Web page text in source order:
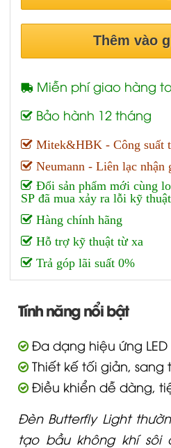
Thêm vào
Miễn phí giao hàng
Bảo hành 12 tháng
Mitek&HBK - Công suất
Neumann - Liên lạc nhận
Đổi sản phẩm mới cùng
SP đã mua xảy ra lỗi kỹ
Hàng chính hãng
Hỗ trợ kỹ thuật từ xa
Trả góp lãi suất 0%
Tính năng nổi bật
Đa dạng hiệu ứng LED
Thiết kế tối giản, sang
Điều khiển dễ dàng,
Đèn Butterfly Light
tạo bầu không khí